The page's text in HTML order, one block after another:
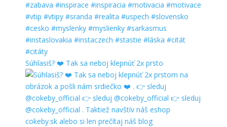
Súhlasiš? ❤️ Tak sa neboj klepnúť 2x prsto